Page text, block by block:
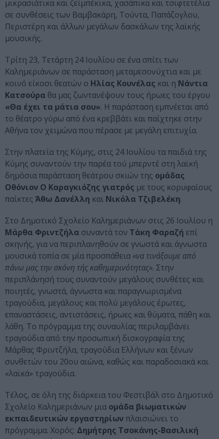
μικρασιάτικα και ζεϊμπέκικα, χασάπικα και τσιφτετέλια
σε συνθέσεις των Βαμβακάρη, Τούντα, Παπάζογλου,
Περιστέρη και άλλων μεγάλων δασκάλων της λαϊκής
μουσικής.
Τρίτη 23, Τετάρτη 24 Ιουλίου σε ένα σπίτι των
Καλημεριάνων σε παράσταση μεταμεσονύχτια και με
κοινό είκοσι θεατών ο Ηλίας Κουνέλας και η Nάντια
Κατσούρα θα μας ζωντανέψουν τους ήρωες του έργου
«Θα έχει τα μάτια σου». Η παράσταση εμπνέεται από
το θέατρο γύρω από ένα κρεββάτι και παίχτηκε στην
Αθήνα τον χειμώνα που πέρασε με μεγάλη επιτυχία.
Στην πλατεία της Κύμης, στις 24 Ιουλίου τα παιδιά της
Κύμης συναντούν την παρέα τού μπερντέ στη λαϊκή
δημόσια παράσταση θεάτρου σκιών της ομάδας
Οθόνιον Ο Καραγκιόζης γιατρός με τους κορυφαίους
παίκτες Άθω Δανέλλη και Νικόλα Τζιβελέκη.
Στο Δημοτικό Σχολείο Καλημεριάνων στις 26 Ιουλίου η
Μάρθα Φριντζήλα συναντά τον Τάκη Φαραζή επί
σκηνής, για να περιπλανηθούν σε γνωστά και άγνωστα
μουσικά τοπία σε μία προσπάθεια «να τινάξουμε από
πάνω μας την σκόνη τής καθημερινότητας». Στην
περιπλάνησή τους συναντούν μεγάλους συνθέτες και
ποιητές, γνωστά, άγνωστα και παραγνωρισμένα
τραγούδια, μεγάλους και πολύ μεγάλους έρωτες,
επαναστάσεις, αντιστάσεις, ήρωες και θύματα, πάθη και
λάθη. Το πρόγραμμα της συναυλίας περιλαμβάνει
τραγούδια από την προσωπική δισκογραφία της
Μάρθας Φριντζήλα, τραγούδια Ελλήνων και ξένων
συνθετών του 20ου αιώνα, καθώς και παραδοσιακά και
«λαϊκά» τραγούδια.
Τέλος, σε όλη της διάρκεια του Φεστιβάλ στο Δημοτικό
Σχολείο Καλημεριάνων μια ομάδα βιωματικών
εκπαιδευτικών εργαστηρίων πλαισιώνει το
πρόγραμμα. Χορός: Δημήτρης Τσοκάνης-Βασιλική